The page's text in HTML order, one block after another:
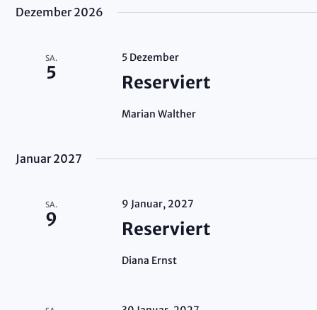
Dezember 2026
SA.
5
5 Dezember
Reserviert
Marian Walther
Januar 2027
SA.
9
9 Januar, 2027
Reserviert
Diana Ernst